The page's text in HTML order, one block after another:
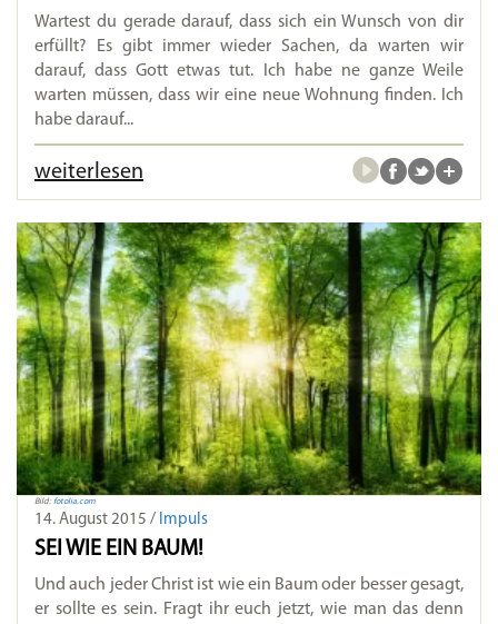
Wartest du gerade darauf, dass sich ein Wunsch von dir
erfüllt? Es gibt immer wieder Sachen, da warten wir
darauf, dass Gott etwas tut. Ich habe ne ganze Weile
warten müssen, dass wir eine neue Wohnung finden. Ich
habe darauf...
weiterlesen
Bild: fotolia.com
14. August 2015 / Impuls
SEI WIE EIN BAUM!
Und auch jeder Christ ist wie ein Baum oder besser gesagt,
er sollte es sein. Fragt ihr euch jetzt, wie man das denn